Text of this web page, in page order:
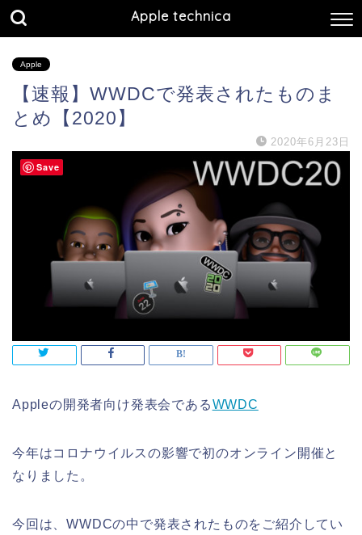
Apple technica
Apple
【速報】WWDCで発表されたものま
とめ【2020】
2020年6月23日
Appleの開発者向け発表会であるWWDC
今年はコロナウイルスの影響で初のオンライン開催と
なりました。
今回は、WWDCの中で発表されたものをご紹介してい
Save